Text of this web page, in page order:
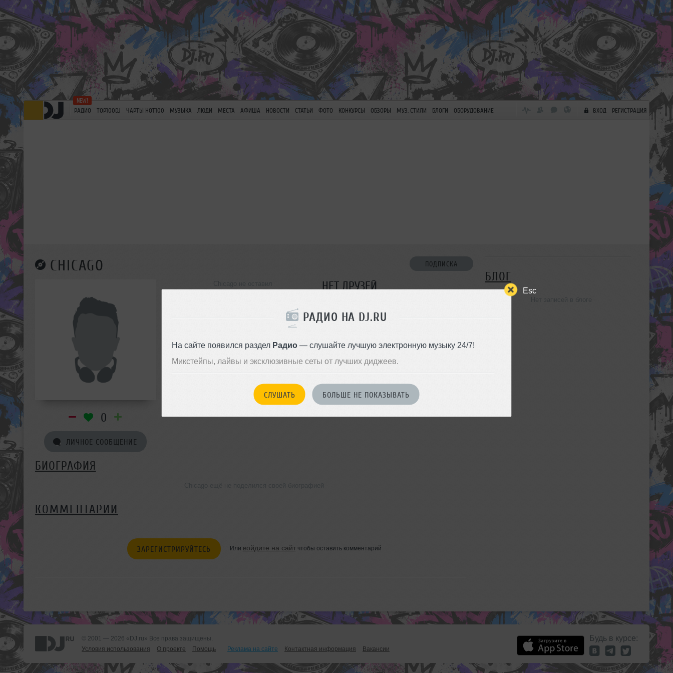
Esc
РАДИО НА DJ.RU
На сайте появился раздел Радио— слушайте лучшую электронную музыку 24/7!
Микстейпы, лайвы и эксклюзивные сеты от лучших диджеев.
СЛУШАТЬ БОЛЬШЕ НЕ ПОКАЗЫВАТЬ
РАДИО TOP100DJ ЧАРТЫ HOT100 МУЗЫКА ЛЮДИ МЕСТА АФИША НОВОСТИ СТАТЬИ ФОТО КОНКУРСЫ ОБЗОРЫ МУЗ. СТИЛИ БЛОГИ ОБОРУДОВАНИЕ ВХОД РЕГИСТРАЦИЯ
CHICAGO ПОДПИСКА
0
ЛИЧНОЕ СООБЩЕНИЕ
НЕТ ДРУЗЕЙ
БИОГРАФИЯ
КОММЕНТАРИИ
ЗАРЕГИСТРИРУЙТЕСЬ Или войдите на сайтчтобы оставить комментарий
БЛОГ
© 2001 — 2026 «DJ.ru» Все права защищены.
Условия использования
О проекте Помощь Реклама на сайте Контактная информация Вакансии
Будь в курсе: